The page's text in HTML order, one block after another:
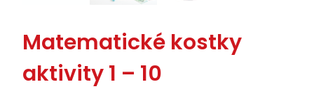
Matematické kostky
aktivity 1 – 10